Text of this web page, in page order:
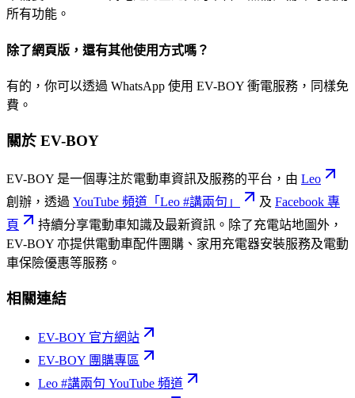
所有功能。
除了網頁版，還有其他使用方式嗎？
有的，你可以透過 WhatsApp 使用 EV-BOY 衝電服務，同樣免
費。
關於 EV-BOY
EV-BOY 是一個專注於電動車資訊及服務的平台，由 Leo
創辦，透過 YouTube 頻道「Leo #講兩句」 及 Facebook 專
頁
持續分享電動車知識及最新資訊。除了充電站地圖外，
EV-BOY 亦提供電動車配件團購、家用充電器安裝服務及電動
車保險優惠等服務。
相關連結
EV-BOY 官方網站
EV-BOY 團購專區
Leo #講兩句 YouTube 頻道